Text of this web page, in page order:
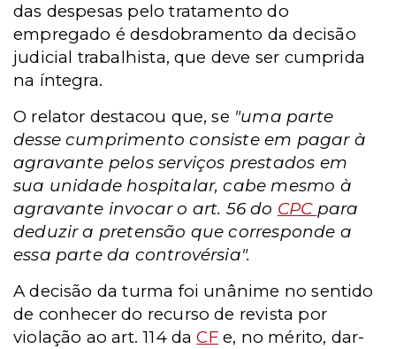
das despesas pelo tratamento do
empregado é desdobramento da decisão
judicial trabalhista, que deve ser cumprida
na íntegra.
O relator destacou que, se "uma parte
desse cumprimento consiste em pagar à
agravante pelos serviços prestados em
sua unidade hospitalar, cabe mesmo à
agravante invocar o art. 56 do CPC para
deduzir a pretensão que corresponde a
essa parte da controvérsia".
A decisão da turma foi unânime no sentido
de conhecer do recurso de revista por
violação ao art. 114 daCFe, no mérito, dar-